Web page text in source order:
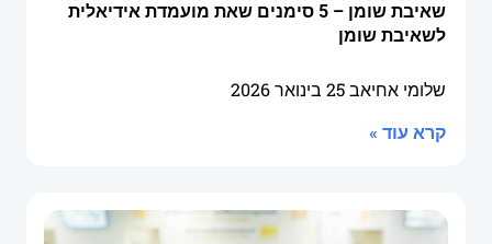
שאיבת שומן – 5 סימנים שאת מועמדת אידיאלית
לשאיבת שומן
שלומי אחיאב25 בינואר 2026
קרא עוד »